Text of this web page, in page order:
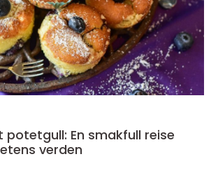
potetgull: En smakfull reise
verden